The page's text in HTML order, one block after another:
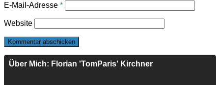
E-Mail-Adresse *
Website
Über Mich: Florian 'TomParis' Kirchner